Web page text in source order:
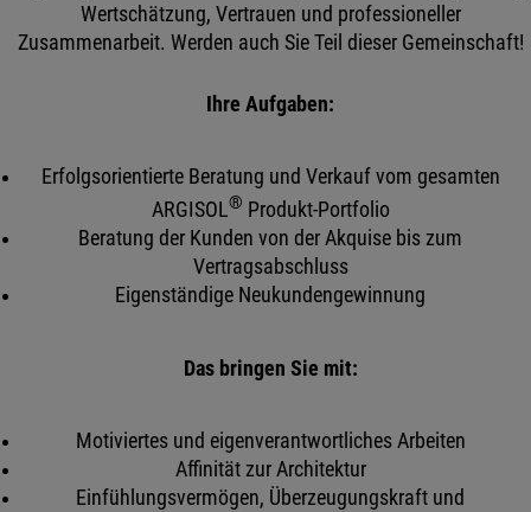
Wertschätzung, Vertrauen und professioneller
Zusammenarbeit. Werden auch Sie Teil dieser Gemeinschaft!
Ihre Aufgaben:
Erfolgsorientierte Beratung und Verkauf vom gesamten
ARGISOL® Produkt-Portfolio
Beratung der Kunden von der Akquise bis zum
Vertragsabschluss
Eigenständige Neukundengewinnung
Das bringen Sie mit:
Motiviertes und eigenverantwortliches Arbeiten
Affinität zur Architektur
Einfühlungsvermögen, Überzeugungskraft und